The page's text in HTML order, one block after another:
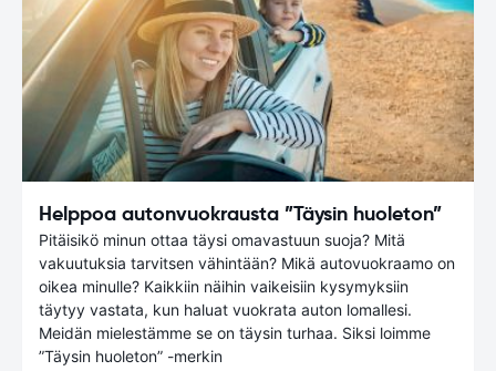
Helppoa autonvuokrausta ”Täysin huoleton”
Pitäisikö minun ottaa täysi omavastuun suoja? Mitä
vakuutuksia tarvitsen vähintään? Mikä autovuokraamo on
oikea minulle? Kaikkiin näihin vaikeisiin kysymyksiin
täytyy vastata, kun haluat vuokrata auton lomallesi.
Meidän mielestämme se on täysin turhaa. Siksi loimme
”Täysin huoleton” -merkin